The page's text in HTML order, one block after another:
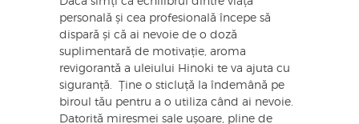
personală și cea profesională începe să
dispară și că ai nevoie de o doză
suplimentară de motivație, aroma
revigorantă a uleiului Hinoki te va ajuta cu
siguranță. Ține o sticluță la îndemână pe
biroul tău pentru a o utiliza când ai nevoie.
Datorită miresmei sale ușoare, pline de